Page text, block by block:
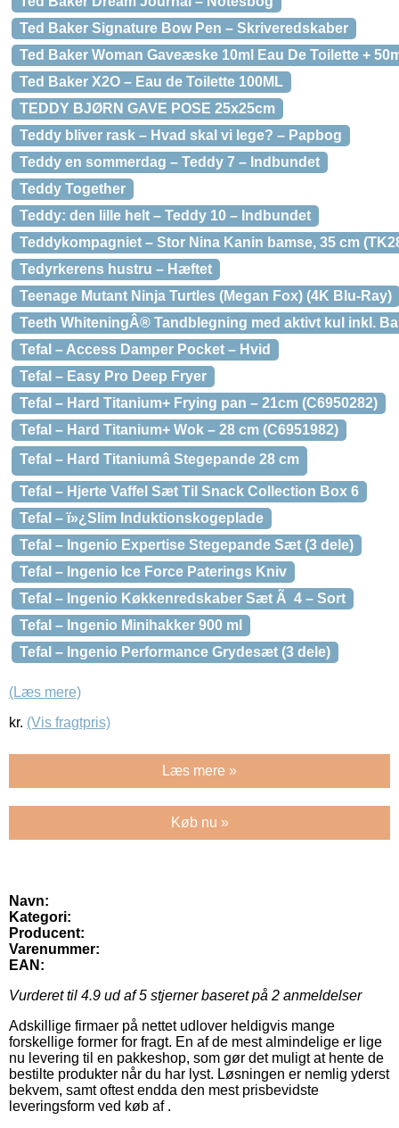
Ted Baker Signature Bow Pen – Skriveredskaber
Ted Baker Woman Gaveæske 10ml Eau De Toilette +
Ted Baker X2O – Eau de Toilette 100ML
TEDDY BJØRN GAVE POSE 25x25cm
Teddy bliver rask – Hvad skal vi lege? – Papbog
Teddy en sommerdag – Teddy 7 – Indbundet
Teddy Together
Teddy: den lille helt – Teddy 10 – Indbundet
Teddykompagniet – Stor Nina Kanin bamse, 35 cm
Tedyrkerens hustru – Hæftet
Teenage Mutant Ninja Turtles (Megan Fox) (4K Blu-Ray)
Teeth WhiteningÂ® Tandblegning med aktivt kul inkl.
Tefal – Access Damper Pocket – Hvid
Tefal – Easy Pro Deep Fryer
Tefal – Hard Titanium+ Frying pan – 21cm (C6950282)
Tefal – Hard Titanium+ Wok – 28 cm (C6951982)
Tefal – Hard Titaniumâ Stegepande 28 cm
Tefal – Hjerte Vaffel Sæt Til Snack Collection Box 6
Tefal – ï»¿Slim Induktionskogeplade
Tefal – Ingenio Expertise Stegepande Sæt (3 dele)
Tefal – Ingenio Ice Force Paterings Kniv
Tefal – Ingenio Køkkenredskaber Sæt Ã 4 – Sort
Tefal – Ingenio Minihakker 900 ml
Tefal – Ingenio Performance Grydesæt (3 dele)
(Læs mere)
kr. (Vis fragtpris)
Læs mere »
Køb nu »
Navn:
Kategori:
Producent:
Varenummer:
EAN:
Vurderet til 4.9 ud af 5 stjerner baseret på 2 anmeldelser
Adskillige firmaer på nettet udlover heldigvis mange
forskellige former for fragt. En af de mest almindelige er lige
nu levering til en pakkeshop, som gør det muligt at hente de
bestilte produkter når du har lyst. Løsningen er nemlig yderst
bekvem, samt oftest endda den mest prisbevidste
leveringsform ved køb af .